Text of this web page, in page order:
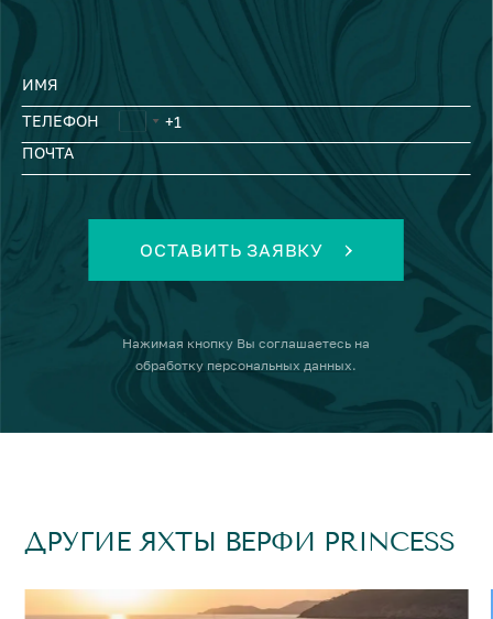
ИМЯ
ТЕЛЕФОН
ПОЧТА
ОСТАВИТЬ ЗАЯВКУ
Нажимая кнопку Вы соглашаетесь на
обработку персональных данных.
ДРУГИЕ ЯХТЫ ВЕРФИ PRINCESS